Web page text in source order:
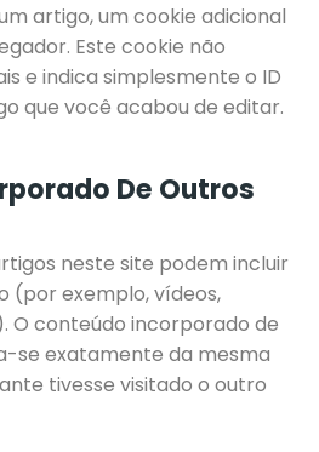
artigo, um cookie adicional
Este cookie não
e indica simplesmente o ID
que você acabou de editar.
De Outros
neste site podem incluir
(por exemplo, vídeos,
O conteúdo incorporado de
se exatamente da mesma
tivesse visitado o outro